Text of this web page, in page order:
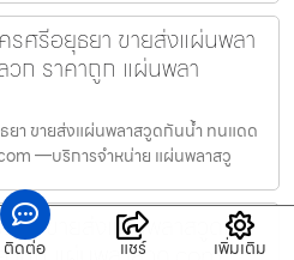
ศรีอยุธยา ขายส่งแผ่นพลา
ก ราคาถูก แผ่นพลา
ยา ขายส่งแผ่นพลาสวูดกันน้ำ ทนแดด
—บริการจำหน่าย แผ่นพลาสวู
านี ขายส่งแผ่นพลาสวูดกัน
ติดต่อ แชร์ เพิ่มเติม